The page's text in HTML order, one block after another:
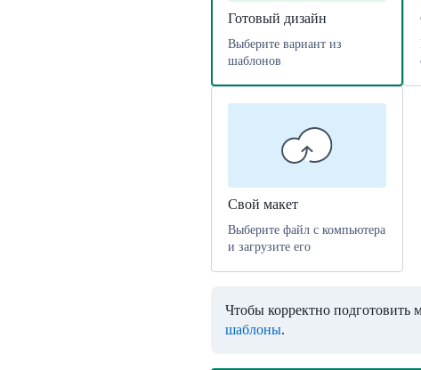
Готовый дизайн
Выберите вариант из
шаблонов
Свой макет
Выберите файл с компьютера
и загрузите его
Чтобы корректно подготовить
шаблоны.